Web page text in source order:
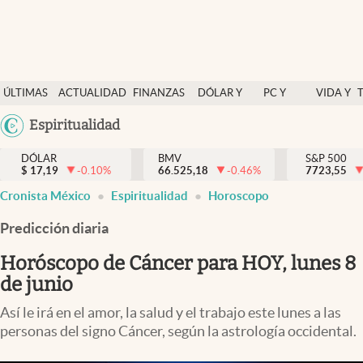
ÚLTIMAS
NOTICIAS
ACTUALIDAD
FINANZAS
DÓLAR Y
PC Y
VIDA Y
México
Espiritualidad
Actualidad
Finanzas y economía
Dólar y mercados
Pc y celular
Vida y estilo
Tv
DÓLAR
$ 17,19 -0.10%
BMV
66.525,18
-0.46%
S&P 500
7723,55
Cronista México Espiritualidad Horoscopo
Predicción diaria
Horóscopo de Cáncer para HOY, lunes 8
de junio
Así le irá en el amor, la salud y el trabajo este lunes a las
personas del signo Cáncer, según la astrología occidental.